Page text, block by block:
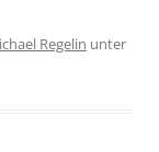
Regelin unter